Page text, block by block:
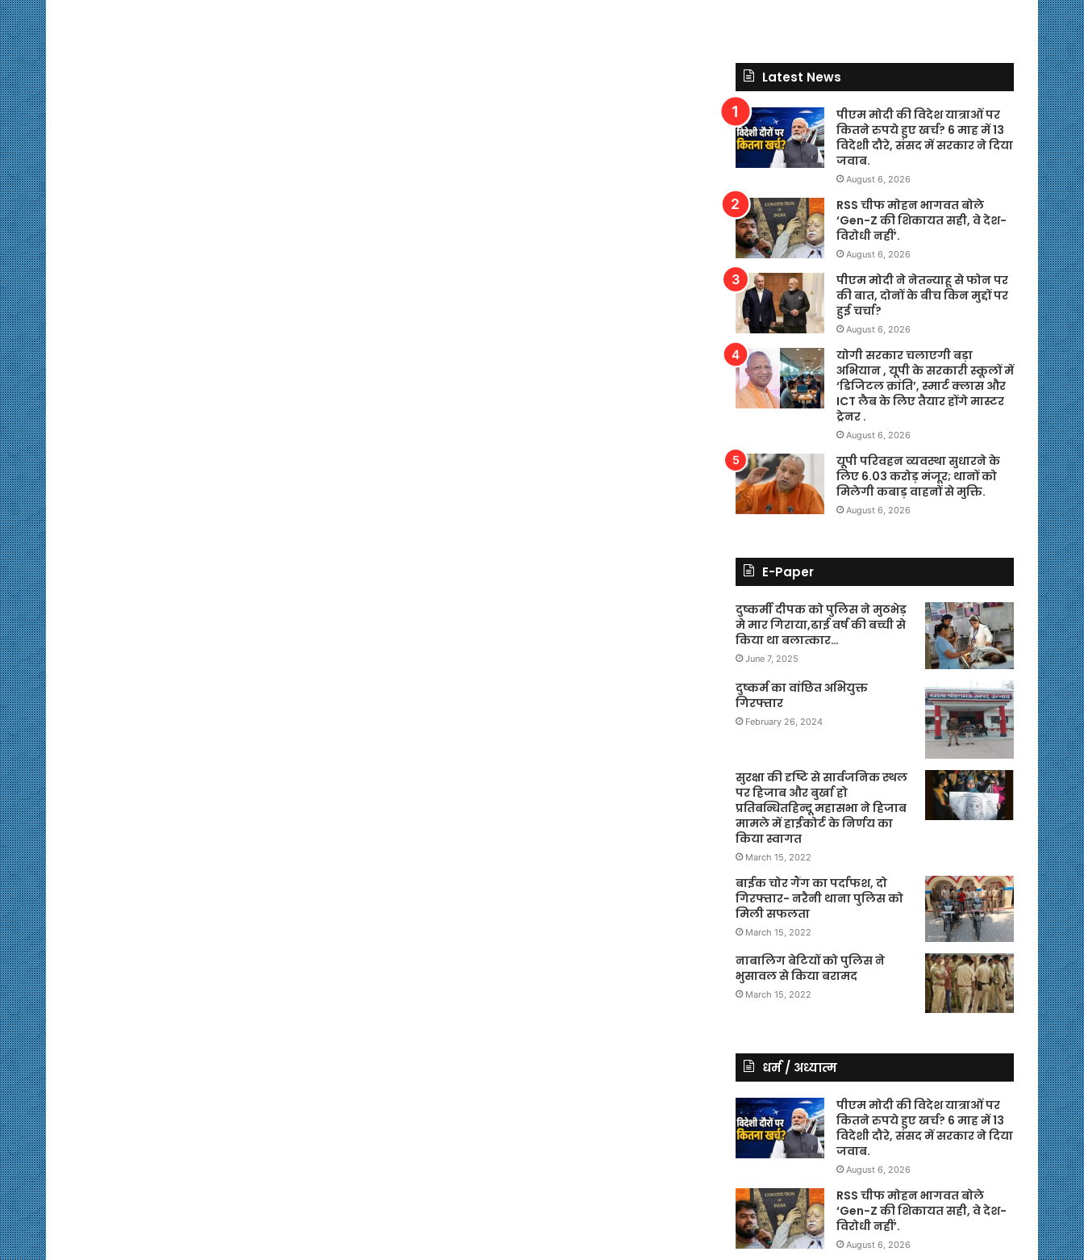
Latest News
पीएम मोदी की विदेश यात्राओं पर
कितने रुपये हुए खर्च? 6 माह में 13
विदेशी दौरे, संसद में सरकार ने दिया
जवाब.
August 6, 2026
RSS चीफ मोहन भागवत बोले
‘Gen-Z की शिकायत सही, वे देश-
विरोधी नहीं’.
August 6, 2026
पीएम मोदी ने नेतन्याहू से फोन पर
की बात, दोनों के बीच किन मुद्दों पर
हुई चर्चा?
August 6, 2026
योगी सरकार चलाएगी बड़ा
अभियान , यूपी के सरकारी स्कूलों में
‘डिजिटल क्रांति’, स्मार्ट क्लास और
ICT लैब के लिए तैयार होंगे मास्टर
ट्रेनर .
August 6, 2026
यूपी परिवहन व्यवस्था सुधारने के
लिए 6.03 करोड़ मंजूर; थानों को
मिलेगी कबाड़ वाहनों से मुक्ति.
August 6, 2026
E-Paper
दुष्कर्मी दीपक को पुलिस ने मुठभेड़
मे मार गिराया,ढाई वर्ष की बच्ची से
किया था बलात्कार…
June 7, 2025
दुष्कर्म का वांछित अभियुक्त
गिरफ्तार
February 26, 2024
सुरक्षा की दृष्टि से सार्वजनिक स्थल
पर हिजाब और बुर्खा हो
प्रतिबन्धितहिन्दू महासभा ने हिजाब
मामले में हाईकोर्ट के निर्णय का
किया स्वागत
March 15, 2022
बाईक चोर गैंग का पर्दाफश, दो
गिरफ्तार- नरैनी थाना पुलिस को
मिली सफलता
March 15, 2022
नाबालिग बेटियों को पुलिस ने
भुसावल से किया बरामद
March 15, 2022
धर्म / अध्यात्म
पीएम मोदी की विदेश यात्राओं पर
कितने रुपये हुए खर्च? 6 माह में 13
विदेशी दौरे, संसद में सरकार ने दिया
जवाब.
August 6, 2026
RSS चीफ मोहन भागवत बोले
‘Gen-Z की शिकायत सही, वे देश-
विरोधी नहीं’.
August 6, 2026